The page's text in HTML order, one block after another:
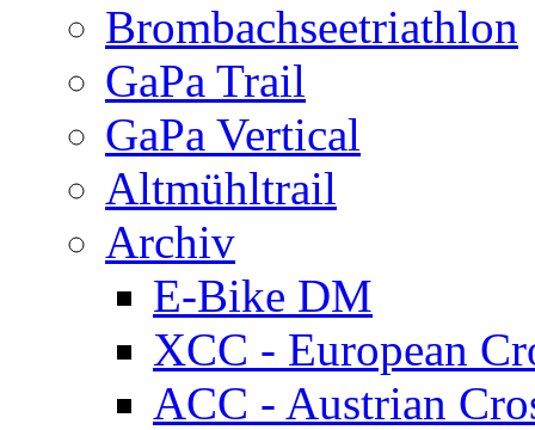
Brombachseetriathlon
GaPa Trail
GaPa Vertical
Altmühltrail
Archiv
E-Bike DM
XCC - European
ACC - Austrian